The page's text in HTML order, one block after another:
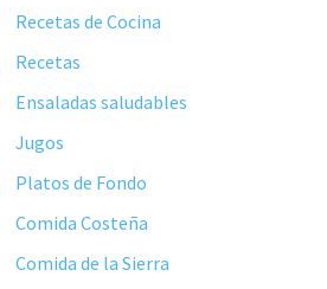
principal
Recetas de Cocina
Recetas
Ensaladas saludables
Jugos
Platos de Fondo
Comida Costeña
Comida de la Sierra